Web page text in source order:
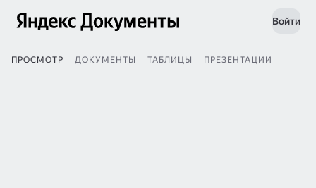
Войти
ПРОСМОТР ДОКУМЕНТЫ ТАБЛИЦЫ ПРЕЗЕНТАЦИИ